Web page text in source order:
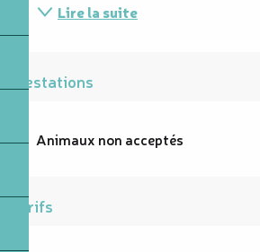
Lire la suite
Prestations
Animaux non acceptés
Tarifs